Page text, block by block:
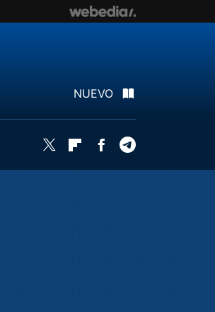
NUEVO
Twitter FlipboardFacebook